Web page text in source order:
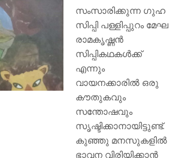
സംസാരിക്കുന്ന ഗുഹ
സിപ്പി പള്ളിപ്പുറം മേഘ
രാമകൃഷ്ണൻ
സിപ്പികഥകൾക്ക്
എന്നും
വായനക്കാരിൽ ഒരു
കൗതുകവും
സന്തോഷവും
സൃഷ്ടിക്കാനായിട്ടുണ്ട്.
കുഞ്ഞു മനസുകളിൽ
ഭാവന വിരിയിക്കാൻ